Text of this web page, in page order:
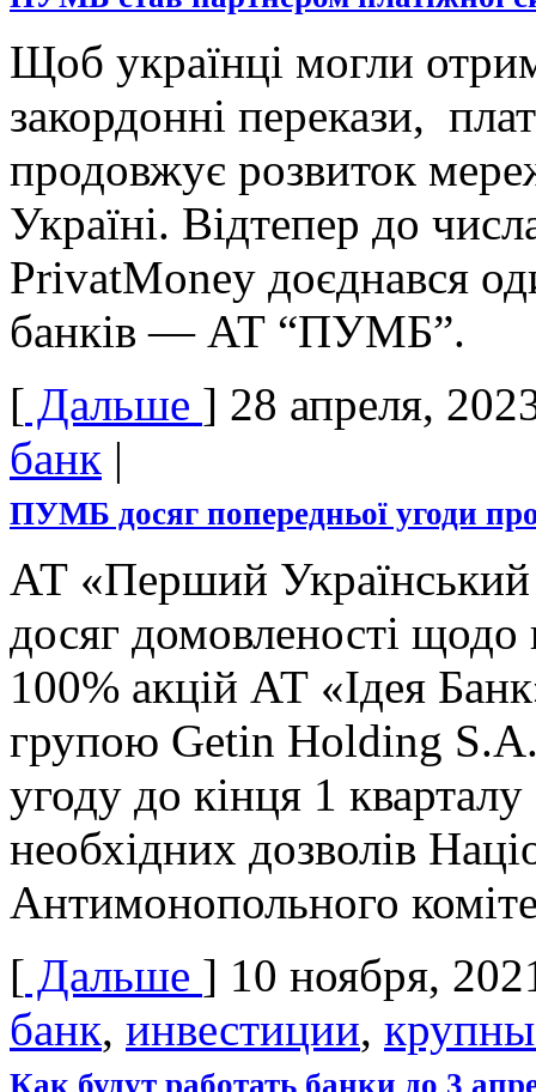
Щоб українці могли
закордонні перекази,
продовжує розвиток
Україні. Відтепер до
PrivatMoney доєднався
банків — АТ “ПУМБ”.
[ Дальше ] 28 апреля,
банк |
ПУМБ досяг попередньої угоди
АТ «Перший
досяг домовленості
100% акцій АТ «Ідея
групою Getin Holding
угоду до кінця 1
необхідних дозволів
Антимонопольного
[ Дальше ] 10 ноября,
банк, инвестиции,